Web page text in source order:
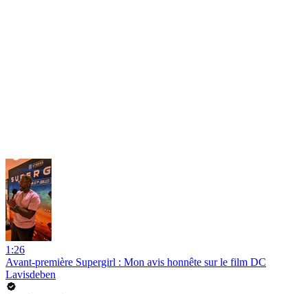
1:26
Avant-première Supergirl : Mon avis honnête sur le film DC
Lavisdeben